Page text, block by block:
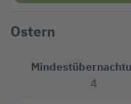
Ostern
4